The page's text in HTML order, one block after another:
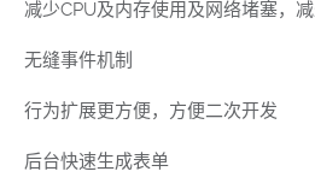
减少CPU及内存使用及网络堵塞，
无缝事件机制
行为扩展更方便，方便二次开发
后台快速生成表单